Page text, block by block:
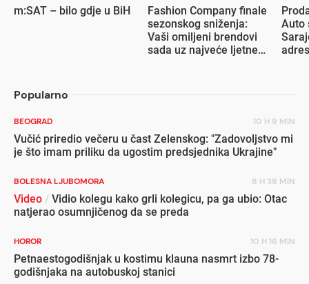
m:SAT – bilo gdje u BiH
Fashion Company finale
sezonskog sniženja:
Vaši omiljeni brendovi
sada uz najveće ljetne
Auto
Popularno
BEOGRAD 10 H 9 MIN
Vučić priredio večeru u čast Zelenskog: "Zadovoljstvo mi
je što imam priliku da ugostim predsjednika Ukrajine"
BOLESNA LJUBOMORA 8 H 38 MIN
Video / Vidio kolegu kako grli kolegicu, pa ga ubio: Otac
natjerao osumnjičenog da se preda
HOROR 10 H 16 MIN
Petnaestogodišnjak u kostimu klauna nasmrt izbo 78-
godišnjaka na autobuskoj stanici